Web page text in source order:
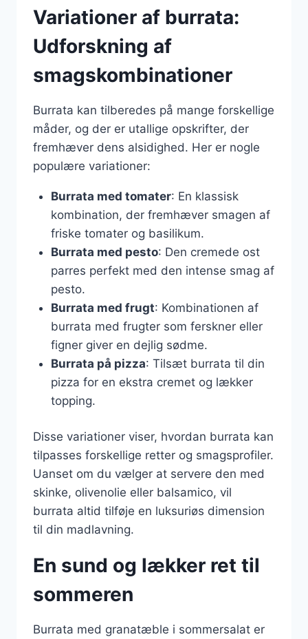
Variationer af burrata:
Udforskning af
smagskombinationer
Burrata kan tilberedes på mange forskellige
måder, og der er utallige opskrifter, der
fremhæver dens alsidighed. Her er nogle
populære variationer:
Burrata med tomater: En klassisk
kombination, der fremhæver smagen af
friske tomater og basilikum.
Burrata med pesto: Den cremede ost
parres perfekt med den intense smag af
pesto.
Burrata med frugt: Kombinationen af
burrata med frugter som ferskner eller
figner giver en dejlig sødme.
Burrata på pizza: Tilsæt burrata til din
pizza for en ekstra cremet og lækker
topping.
Disse variationer viser, hvordan burrata kan
tilpasses forskellige retter og smagsprofiler.
Uanset om du vælger at servere den med
skinke, olivenolie eller balsamico, vil
burrata altid tilføje en luksuriøs dimension
til din madlavning.
En sund og lækker ret til
sommeren
Burrata med granatæble i sommersalat er